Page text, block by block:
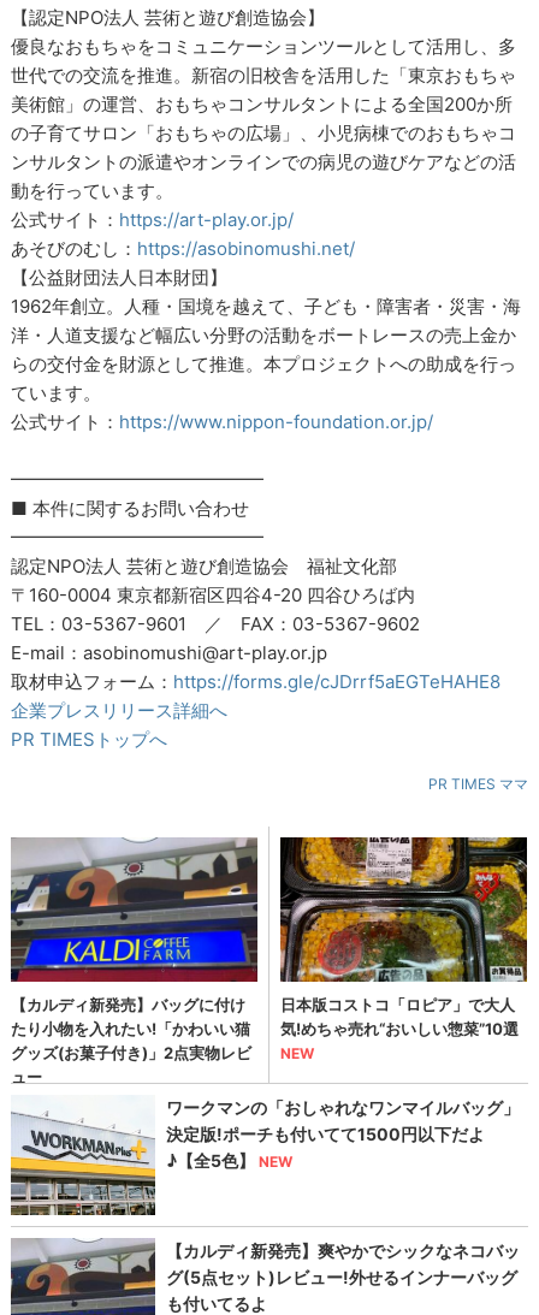
【認定NPO法人 芸術と遊び創造協会】
優良なおもちゃをコミュニケーションツールとして活用し、多
世代での交流を推進。新宿の旧校舎を活用した「東京おもちゃ
美術館」の運営、おもちゃコンサルタントによる全国200か所
の子育てサロン「おもちゃの広場」、小児病棟でのおもちゃコ
ンサルタントの派遣やオンラインでの病児の遊びケアなどの活
動を行っています。
公式サイト： https://art-play.or.jp/
あそびのむし： https://asobinomushi.net/
【公益財団法人日本財団】
1962年創立。人種・国境を越えて、子ども・障害者・災害・海
洋・人道支援など幅広い分野の活動をボートレースの売上金か
らの交付金を財源として推進。本プロジェクトへの助成を行っ
ています。
公式サイト： https://www.nippon-foundation.or.jp/
━━━━━━━━━━━━━━
■ 本件に関するお問い合わせ
━━━━━━━━━━━━━━
認定NPO法人 芸術と遊び創造協会 福祉文化部
〒160-0004 東京都新宿区四谷4-20 四谷ひろば内
TEL：03-5367-9601 ／ FAX：03-5367-9602
E-mail：asobinomushi@art-play.or.jp
取材申込フォーム： https://forms.gle/cJDrrf5aEGTeHAHE8
企業プレスリリース詳細へ
PR TIMESトップへ
PR TIMES ママ